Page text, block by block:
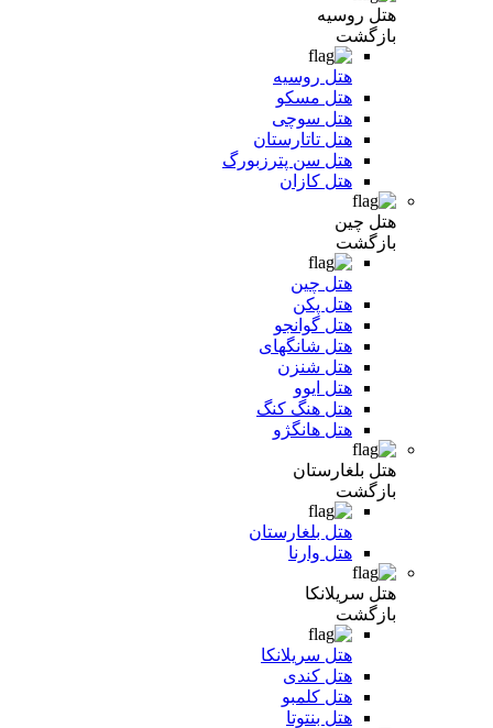
هتل روسیه
بازگشت
هتل روسیه
هتل مسکو
هتل سوچی
هتل تاتارستان
هتل سن پترزبورگ
هتل کازان
هتل چین
بازگشت
هتل چین
هتل پکن
هتل گوانجو
هتل شانگهای
هتل شنزن
هتل ایوو
هتل هنگ کنگ
هتل هانگژو
هتل بلغارستان
بازگشت
هتل بلغارستان
هتل وارنا
هتل سریلانکا
بازگشت
هتل سریلانکا
هتل کندی
هتل کلمبو
هتل بنتوتا